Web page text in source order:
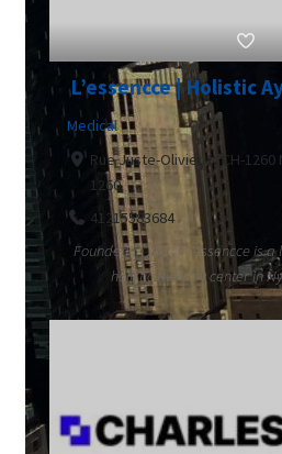
L’essencce | Holistic
Medical
Rue Juste-Olivier 1, CH-
1260
41215583684
Founded in 2014, L’essencce is
holistic therapy center in